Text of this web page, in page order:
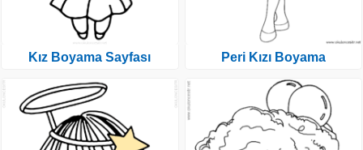
Kız Boyama Sayfası Peri Kızı Boyama